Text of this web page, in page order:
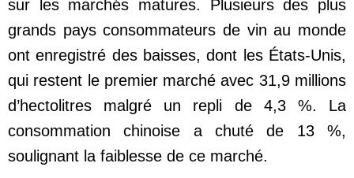
sur les marchés matures. Plusieurs des plus
grands pays consommateurs de vin au monde
ont enregistré des baisses, dont les États-Unis,
qui restent le premier marché avec 31,9 millions
d’hectolitres malgré un repli de 4,3 %. La
consommation chinoise a chuté de 13 %,
soulignant la faiblesse de ce marché.